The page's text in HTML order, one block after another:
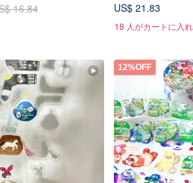
16.84
US$ 21.83
18 人がカートに入
12%OFF